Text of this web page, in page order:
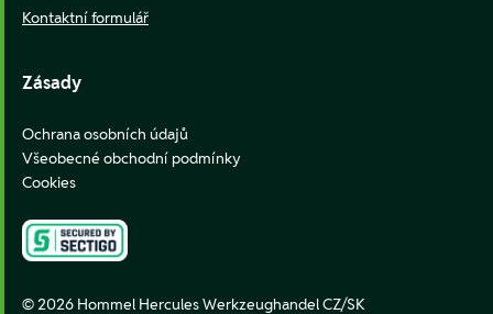
Kontaktní formulář
Zásady
Ochrana osobních údajů
Všeobecné obchodní podmínky
Cookies
© 2026 Hommel Hercules Werkzeughandel CZ/SK